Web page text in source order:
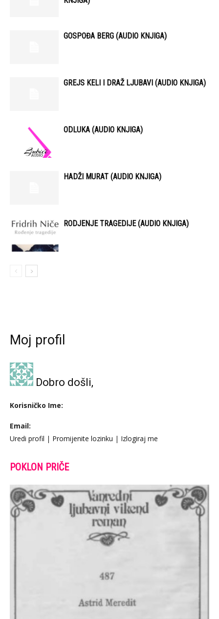
GOSPOĐA BERG (AUDIO KNJIGA)
GREJS KELI I DRAŽ LJUBAVI (AUDIO KNJIGA)
ODLUKA (AUDIO KNJIGA)
HADŽI MURAT (AUDIO KNJIGA)
RODJENJE TRAGEDIJE (AUDIO KNJIGA)
Moj profil
Dobro došli,
Korisničko Ime:
Email:
Uredi profil | Promijenite lozinku | Izlogiraj me
POKLON PRIČE